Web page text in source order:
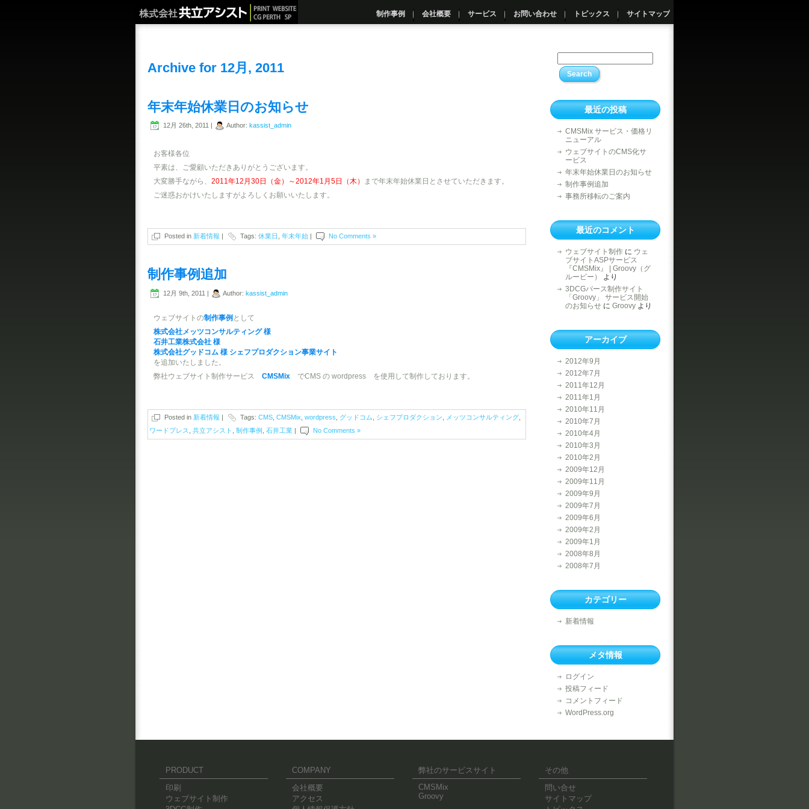
制作事例 会社概要 サービス お問い合わせ トピックス サイトマップ
Archive for 12月, 2011
年末年始休業日のお知らせ
12月 26th, 2011 | Author: kassist_admin
お客様各位
平素は、ご愛顧いただきありがとうございます。
大変勝手ながら、 2011年12月30日（金）～2012年1月5日（木）
まで年末年始休業日とさせていただきます。
ご迷惑おかけいたしますがよろしくお願いいたします。
Posted in 新着情報 | Tags: 休業日 年末年始 | No Comments »
制作事例追加
12月 9th, 2011 | Author: kassist_admin
ウェブサイトの制作事例 として
株式会社メッツコンサルティング 様
石井工業株式会社 様
株式会社グッドコム 様 シェフプロダクション事業サイト
を追加いたしました。
弊社ウェブサイト制作サービス CMSMix でCMS の wordpress を使用して制作しております。
Posted in 新着情報 | Tags: CMS CMSMix wordpress グッドコム シェフプロダクション メッツコンサルティング
ワードプレス
共立アシスト 制作事例 石井工業 | No Comments »
最近の投稿
CMSMix サービス・価格リ
ニューアル
ウェブサイトのCMS化サ
ービス
年末年始休業日のお知らせ
制作事例追加
事務所移転のご案内
最近のコメント
ウェブサイト制作 に ウェ
ブサイトASPサービス
『CMSMix』 | Groovy（グ
ルービー）
より
3DCGパース制作サイト
「Groovy」 サービス開始
のお知らせ に Groovy より
アーカイブ
2012年9月
2012年7月
2011年12月
2011年1月
2010年11月
2010年7月
2010年4月
2010年3月
2010年2月
2009年12月
2009年11月
2009年9月
2009年7月
2009年6月
2009年2月
2009年1月
2008年8月
2008年7月
カテゴリー
新着情報
メタ情報
ログイン
投稿フィード
コメントフィード
WordPress.org
PRODUCT
印刷
ウェブサイト制作
COMPANY
会社概要
アクセス
弊社のサービスサイト
CMSMix
Groovy
その他
問い合せ
サイトマップ